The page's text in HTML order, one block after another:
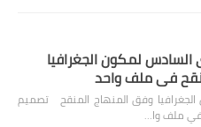
لمكون الجغرافيا
في ملف واحد
وفق المنهاج المنقح تصميم
ملف وا…